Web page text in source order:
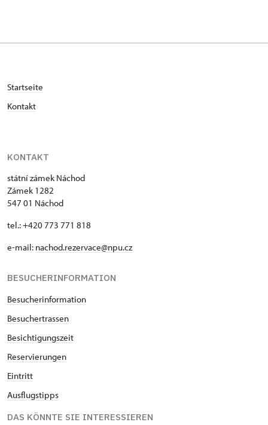
Startseite
Kontakt
KONTAKT
státní zámek Náchod
Zámek 1282
547 01 Náchod
tel.: +420 773 771 818
e-mail: nachod.rezervace@npu.cz
BESUCHERINFORMATION
Besucherinformation
Besuchertrassen
Besichtigungszeit
Reservierungen
Eintritt
Ausflugstipps
DAS KÖNNTE SIE INTERESSIEREN